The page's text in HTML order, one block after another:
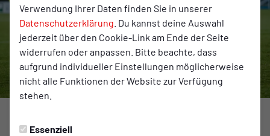
Verwendung Ihrer Daten finden Sie in unserer
Datenschutzerklärung . Du kannst deine Auswahl
jederzeit über den Cookie-Link am Ende der Seite
widerrufen oder anpassen. Bitte beachte, dass
aufgrund individueller Einstellungen möglicherweise
nicht alle Funktionen der Website zur Verfügung
stehen.
Essenziell